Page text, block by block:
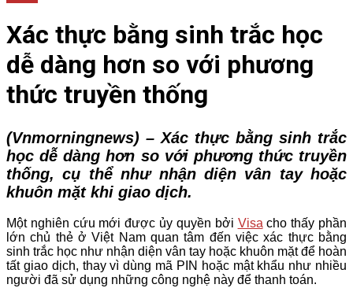
Xác thực bằng sinh trắc học
dễ dàng hơn so với phương
thức truyền thống
(Vnmorningnews) – Xác thực bằng sinh trắc
học dễ dàng hơn so với phương thức truyền
thống, cụ thể như nhận diện vân tay hoặc
khuôn mặt khi giao dịch.
Một nghiên cứu mới được ủy quyền bởi Visa cho thấy phần
lớn chủ thẻ ở Việt Nam quan tâm đến việc xác thực bằng
sinh trắc học như nhận diện vân tay hoặc khuôn mặt để hoàn
tất giao dịch, thay vì dùng mã PIN hoặc mật khẩu như nhiều
người đã sử dụng những công nghệ này để thanh toán.